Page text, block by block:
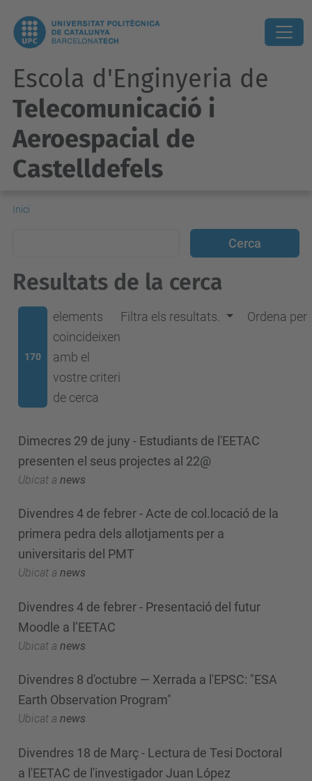
Escola d'Enginyeria de
Telecomunicació i
Aeroespacial de
Castelldefels
Inici
Resultats de la cerca
170
elements
coincideixen
amb el
vostre criteri
de cerca
Filtra els resultats. Ordena per
Dimecres 29 de juny - Estudiants de l'EETAC
presenten el seus projectes al 22@
Ubicat a news
Divendres 4 de febrer - Acte de col.locació de la
primera pedra dels allotjaments per a
universitaris del PMT
Ubicat a news
Divendres 4 de febrer - Presentació del futur
Moodle a l’EETAC
Ubicat a news
Divendres 8 d'octubre — Xerrada a l'EPSC: "ESA
Earth Observation Program"
Ubicat a news
Divendres 18 de Març - Lectura de Tesi Doctoral
a l'EETAC de l'investigador Juan López